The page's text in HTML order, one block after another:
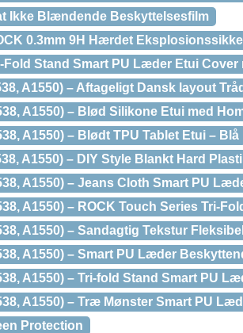
Ikke Blændende Beskyttelsesfilm
0.3mm 9H Hærdet
Fold Stand Smart PU Læder Etui
A1550) – Aftageligt Dansk layout
A1550) – Blød Silikone Etui med
A1550) – Blødt TPU Tablet Etui – Blå
A1550) – DIY Style Blankt Hard
A1550) – Jeans Cloth Smart PU
A1550) – ROCK Touch Series Tri-
A1550) – Sandagtig Tekstur
A1550) – Smart PU Læder
A1550) – Tri-fold Stand Smart PU
A1550) – Træ Mønster Smart PU
Protection